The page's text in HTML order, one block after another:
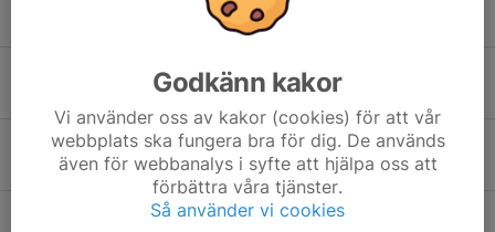
3 aug, 17:45 0
Stjärnglans på arenan
3 aug, 09:40 0
Godkänn kakor
Vi använder oss av kakor (cookies) för att vår
webbplats ska fungera bra för dig. De används
även för webbanalys i syfte att hjälpa oss att
förbättra våra tjänster.
Så använder vi cookies